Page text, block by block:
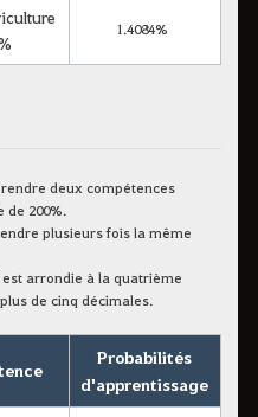
1.4084%
deux compétences
200%.
plusieurs fois la même
arrondie à la quatrième
de cinq décimales.
Probabilités
d'apprentissage